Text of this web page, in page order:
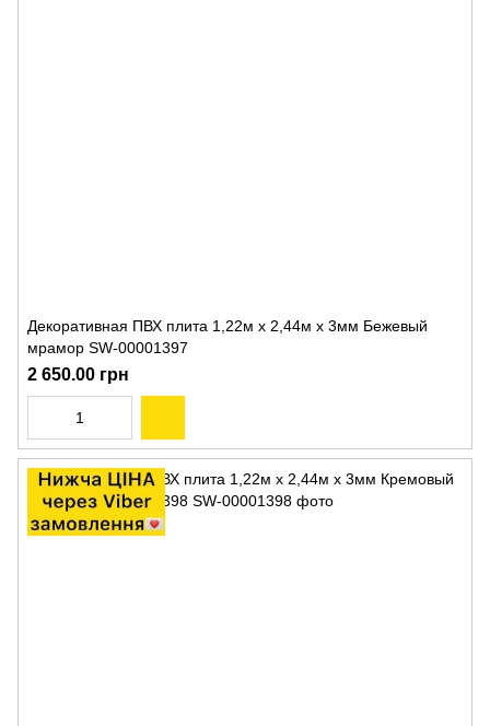
Декоративная ПВХ плита 1,22м х 2,44м х 3мм Бежевый
мрамор SW-00001397
2 650.00 грн